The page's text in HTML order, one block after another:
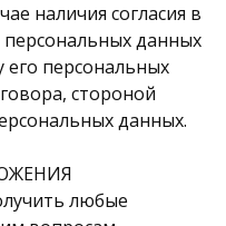
наличия согласия в
данных
его персональных
стороной
данных.
любые